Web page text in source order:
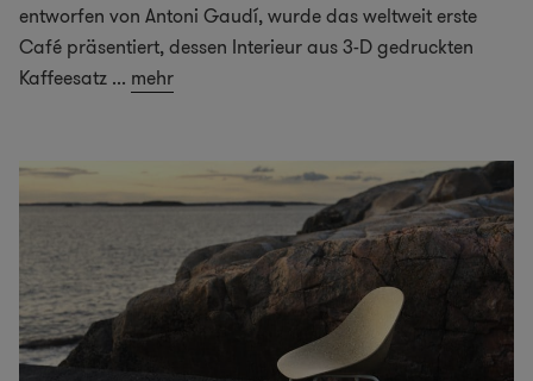
entworfen von Antoni Gaudí, wurde das weltweit erste
Café präsentiert, dessen Interieur aus 3-D gedruckten
Kaffeesatz ... mehr